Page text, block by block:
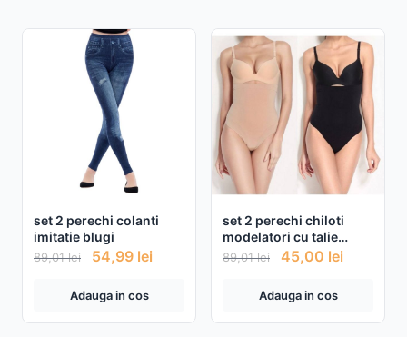
set 2 perechi colanti
imitatie blugi
89,01lei 54,99 lei
Adauga in cos
set 2 perechi chiloti
modelatori cu talie
foarte inalta
89,01lei 45,00 lei
Adauga in cos